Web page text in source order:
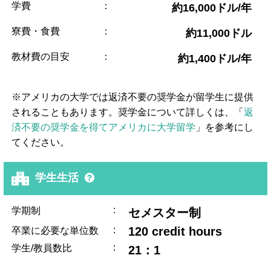
学費 ： 約16,000ドル/年
寮費・食費 ： 約11,000ドル
教材費の目安 ： 約1,400ドル/年
※アメリカの大学では返済不要の奨学金が留学生に提供
されることもあります。奨学金について詳しくは、「返
済不要の奨学金を得てアメリカに大学留学 」を参考にし
てください。
学生生活
学期制 : セメスター制
卒業に必要な単位数 : 120 credit hours
学生/教員数比 : 21：1